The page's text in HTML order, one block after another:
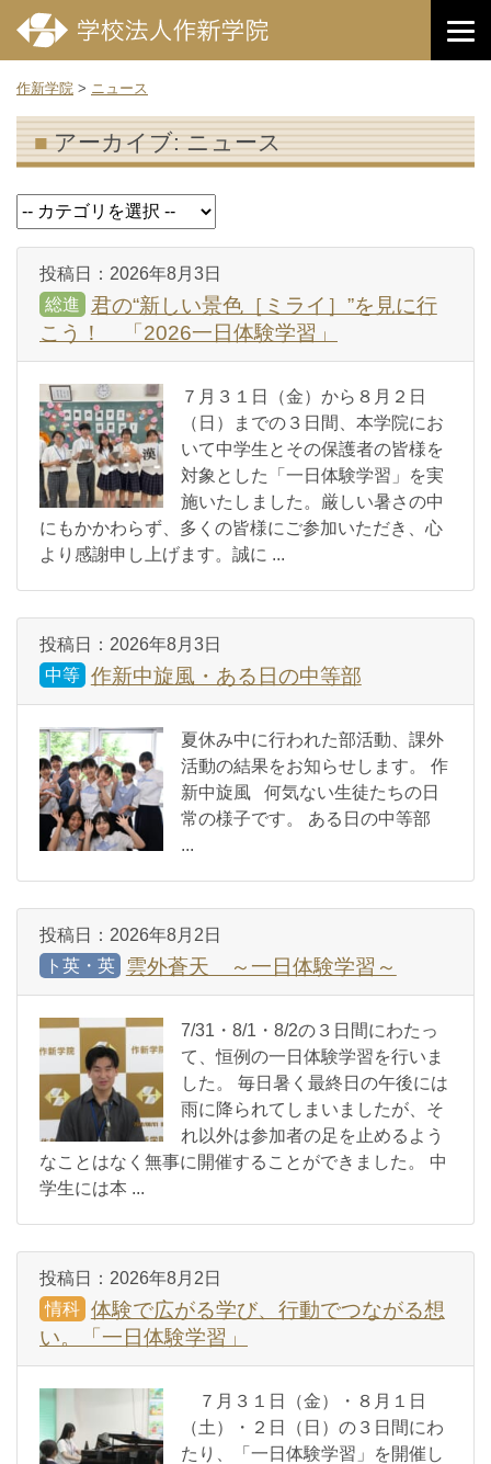
作新学院 > ニュース
アーカイブ:ニュース
投稿日： 2026年8月3日
総進
君の“新しい景色［ミライ］”を見に行
こう！ 「2026一日体験学習」
７月３１日（金）から８月２日
（日）までの３日間、本学院にお
いて中学生とその保護者の皆様を
対象とした「一日体験学習」を実
施いたしました。厳しい暑さの中
にもかかわらず、多くの皆様にご参加いただき、心
より感謝申し上げます。誠に ...
投稿日： 2026年8月3日
中等 作新中旋風・ある日の中等部
夏休み中に行われた部活動、課外
活動の結果をお知らせします。 作
新中旋風 何気ない生徒たちの日
常の様子です。 ある日の中等部
...
投稿日： 2026年8月2日
ト英・英
雲外蒼天 ～一日体験学習～
7/31・8/1・8/2の３日間にわたっ
て、恒例の一日体験学習を行いま
した。 毎日暑く最終日の午後には
雨に降られてしまいましたが、そ
れ以外は参加者の足を止めるよう
なことはなく無事に開催することができました。 中
学生には本 ...
投稿日： 2026年8月2日
情科 体験で広がる学び、行動でつながる想
い。「一日体験学習」
７月３１日（金）・８月１日
（土）・２日（日）の３日間にわ
たり、「一日体験学習」を開催し